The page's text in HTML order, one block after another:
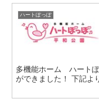
ハートぽっぽ
多機能ホーム ハートぽ
ができました！ 下記よ